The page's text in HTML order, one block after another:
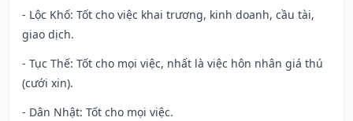
- Lộc Khố: Tốt cho việc khai trương, kinh doanh, cầu tài,
giao dịch.
- Tục Thế: Tốt cho mọi việc, nhất là việc hôn nhân giá thú
(cưới xin).
- Dân Nhật: Tốt cho mọi việc.